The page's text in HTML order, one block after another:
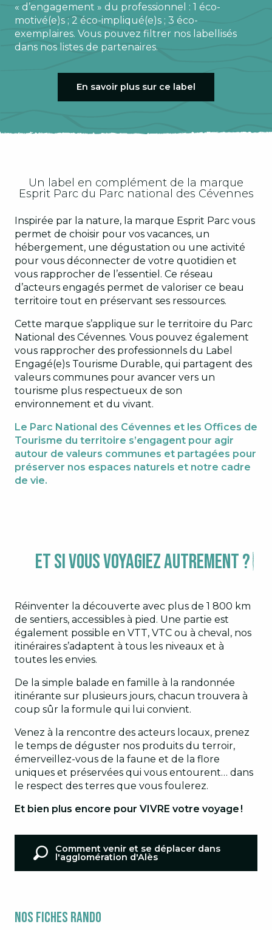
« d’engagement » du professionnel : 1 éco-
motivé(e)s ; 2 éco-impliqué(e)s ; 3 éco-
exemplaires. Vous pouvez filtrer nos labellisés
dans nos listes de partenaires.
En savoir plus sur ce label
Un label en complément de la marque
Esprit Parc du Parc national des Cévennes
Inspirée par la nature, la marque Esprit Parc vous
permet de choisir pour vos vacances, un
hébergement, une dégustation ou une activité
pour vous déconnecter de votre quotidien et
vous rapprocher de l’essentiel. Ce réseau
d’acteurs engagés permet de valoriser ce beau
territoire tout en préservant ses ressources.
Cette marque s’applique sur le territoire du Parc
National des Cévennes. Vous pouvez également
vous rapprocher des professionnels du Label
Engagé(e)s Tourisme Durable, qui partagent des
valeurs communes pour avancer vers un
tourisme plus respectueux de son
environnement et du vivant.
Le Parc National des Cévennes et les Offices de
Tourisme du territoire s’engagent pour agir
autour de valeurs communes et partagées pour
préserver nos espaces naturels et notre cadre
de vie.
LE PARC NATIONAL DES CÉVENNES
Comme tous les parcs nationaux, ce joyau de
nature se compose d’un cœur, espace
remarquable, protégé et réglementé, et
Et si vous voyagiez autrement ?
Réinventer la découverte avec plus de 1 800 km
de sentiers, accessibles à pied. Une partie est
également possible en VTT, VTC ou à cheval, nos
itinéraires s’adaptent à tous les niveaux et à
toutes les envies.
De la simple balade en famille à la randonnée
itinérante sur plusieurs jours, chacun trouvera à
coup sûr la formule qui lui convient.
Venez à la rencontre des acteurs locaux, prenez
le temps de déguster nos produits du terroir,
émerveillez-vous de la faune et de la flore
uniques et préservées qui vous entourent… dans
le respect des terres que vous foulerez.
Et bien plus encore pour VIVRE votre voyage !
Comment venir et se déplacer dans
l'agglomération d'Alès
Nos fiches rando